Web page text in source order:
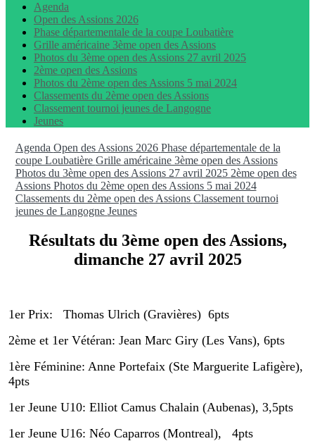
Agenda
Open des Assions 2026
Phase départementale de la coupe Loubatière
Grille américaine 3ème open des Assions
Photos du 3ème open des Assions 27 avril 2025
2ème open des Assions
Photos du 2ème open des Assions 5 mai 2024
Classements du 2ème open des Assions
Classement tournoi jeunes de Langogne
Jeunes
Agenda Open des Assions 2026 Phase départementale de la
coupe Loubatière Grille américaine 3ème open des Assions
Photos du 3ème open des Assions 27 avril 2025 2ème open des
Assions Photos du 2ème open des Assions 5 mai 2024
Classements du 2ème open des Assions Classement tournoi
jeunes de Langogne Jeunes
Résultats du 3ème open des Assions,
dimanche 27 avril 2025
1er Prix: Thomas Ulrich (Gravières) 6pts
2ème et 1er Vétéran: Jean Marc Giry (Les Vans), 6pts
1ère Féminine: Anne Portefaix (Ste Marguerite Lafigère),
4pts
1er Jeune U10: Elliot Camus Chalain (Aubenas), 3,5pts
1er Jeune U16: Néo Caparros (Montreal), 4pts